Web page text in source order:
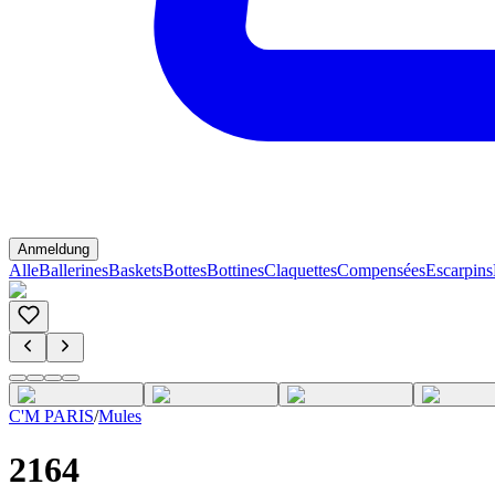
Anmeldung
AlleBallerinesBasketsBottesBottinesClaquettesCompenséesEscarpins
C'M PARIS/Mules
2164